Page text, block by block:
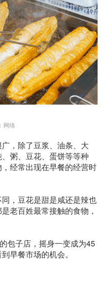
网络
，除了豆浆、油条、大
粥、豆花、蛋饼等等种
经常出现在早餐的经营时
，豆花是甜是咸还是辣也
老百姓最常接触的食物，
包子店，摇身一变成为45
早餐市场的机会。